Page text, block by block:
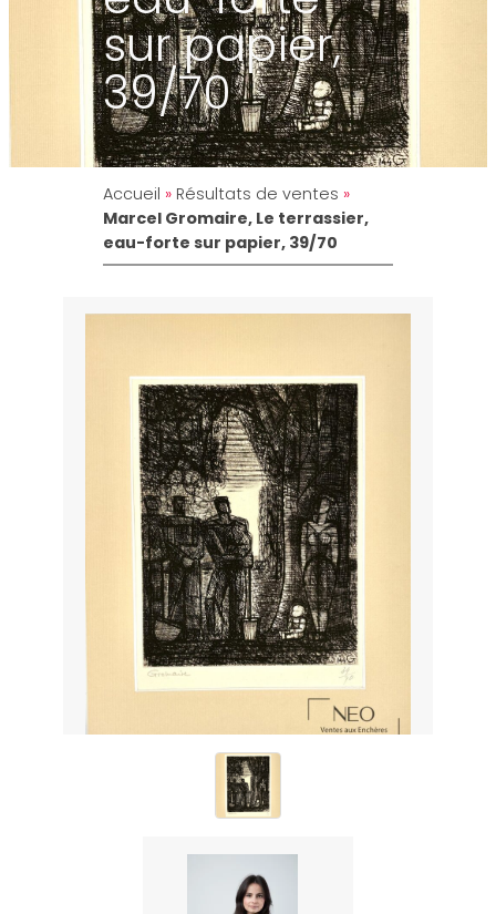
sur papier,
39/70
Accueil » Résultats de ventes »
Marcel Gromaire, Le terrassier,
eau-forte sur papier, 39/70